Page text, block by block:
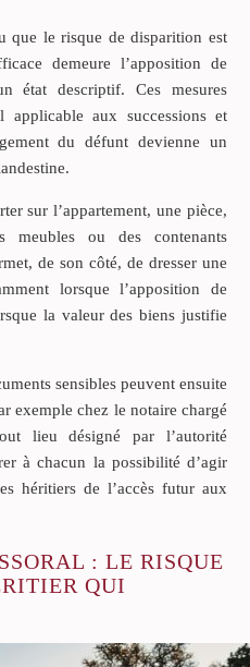
que le risque de disparition est
demeure l’apposition de
état descriptif. Ces mesures
applicable aux successions et
du défunt devienne un
sur l’appartement, une pièce,
ou des contenants
de son côté, de dresser une
lorsque l’apposition de
la valeur des biens justifie
sensibles peuvent ensuite
exemple chez le notaire chargé
lieu désigné par l’autorité
à chacun la possibilité d’agir
héritiers de l’accès futur aux
: LE RISQUE
QUI